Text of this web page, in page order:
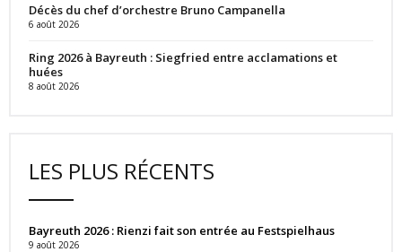
Décès du chef d’orchestre Bruno Campanella
6 août 2026
Ring 2026 à Bayreuth : Siegfried entre acclamations et
huées
8 août 2026
LES PLUS RÉCENTS
Bayreuth 2026 : Rienzi fait son entrée au Festspielhaus
9 août 2026